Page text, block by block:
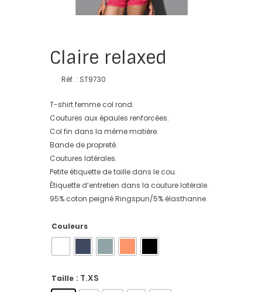
Claire relaxed
Réf. : ST9730
T-shirt femme col rond.
Coutures aux épaules renforcées.
Col fin dans la même matière.
Bande de propreté.
Coutures latérales.
Petite étiquette de taille dans le cou.
Étiquette d’entretien dans la couture latérale.
95% coton peigné Ringspun/5% élasthanne.
Couleurs
Taille : T.XS